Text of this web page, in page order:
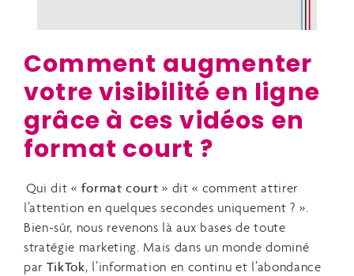
Comment augmenter
votre visibilité en ligne
grâce à ces vidéos en
format court ?
Qui dit « format court » dit « comment attirer
l’attention en quelques secondes uniquement ? ».
Bien-sûr, nous revenons là aux bases de toute
stratégie marketing. Mais dans un monde dominé
par TikTok, l’information en continu et l’abondance